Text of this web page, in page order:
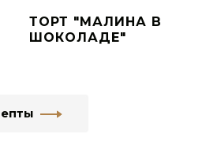
ТОРТ "МАЛИНА В
ШОКОЛАДЕ"